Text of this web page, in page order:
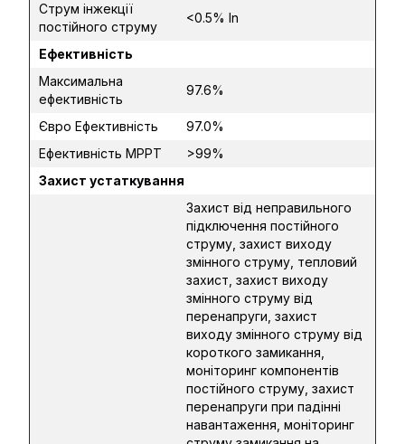
Струм інжекції
постійного струму
<0.5% In
Ефективність
Максимальна
ефективність
97.6%
Євро Ефективність
97.0%
Ефективність MPPT
>99%
Захист устаткування
Захист від неправильного
підключення постійного
струму, захист виходу
змінного струму, тепловий
захист, захист виходу
змінного струму від
перенапруги, захист
виходу змінного струму від
короткого замикання,
моніторинг компонентів
постійного струму, захист
перенапруги при падінні
навантаження, моніторинг